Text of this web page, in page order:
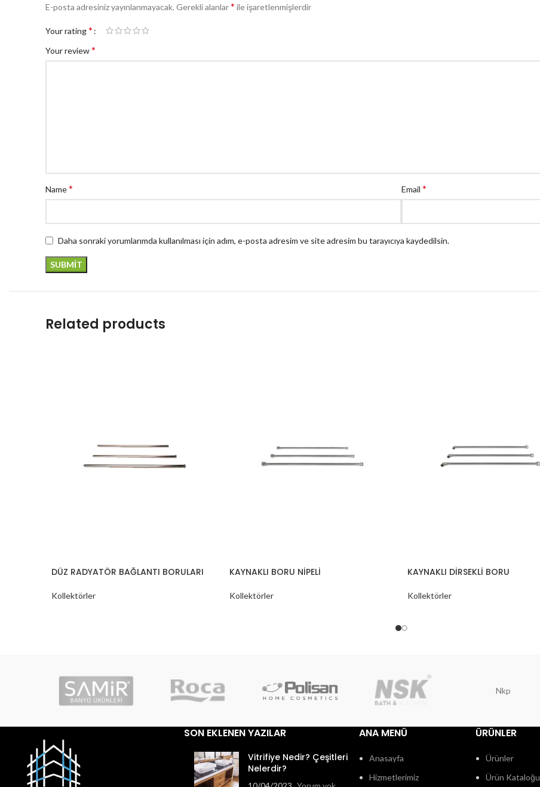
E-posta adresiniz yayınlanmayacak.Gerekli alanlar* ile işaretlenmişlerdir
Your rating*
Your review*
Name* Email *
Daha sonraki yorumlarımda kullanılması için adım, e-posta adresim ve site adresim bu tarayıcıya kaydedilsin.
Related products
DÜZ RADYATÖR BAĞLANTI BORULARI
Kollektörler
KAYNAKLI BORU NİPELİ
Kollektörler
KAYNAKLI DİRSEKLİ BORU
Kollektörler
Nkp
SON EKLENEN YAZILAR
Vitrifiye Nedir? Çeşitleri
Nelerdir?
ANA MENÜ
Anasayfa
Hizmetlerimiz
ÜRÜNLER
Ürünler
Ürün Kataloğu